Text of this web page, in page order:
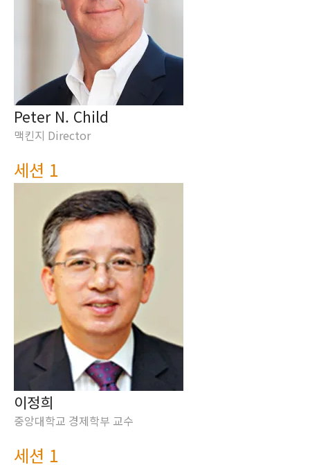
Peter N. Child
맥킨지 Director
세션 1
이정희
중앙대학교 경제학부 교수
세션 1